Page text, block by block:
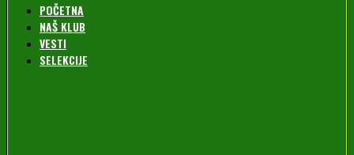
POČETNA
NAŠ KLUB
VESTI
SELEKCIJE